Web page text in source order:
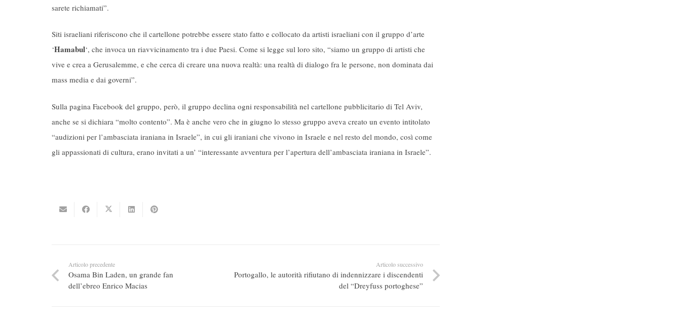
sarete richiamati”.
Siti israeliani riferiscono che il cartellone potrebbe essere stato fatto e collocato da artisti israeliani con il gruppo d’arte
‘Hamabul‘, che invoca un riavvicinamento tra i due Paesi. Come si legge sul loro sito, “siamo un gruppo di artisti che
vive e crea a Gerusalemme, e che cerca di creare una nuova realtà: una realtà di dialogo fra le persone, non dominata dai
mass media e dai governi”.
Sulla pagina Facebook del gruppo, però, il gruppo declina ogni responsabilità nel cartellone pubblicitario di Tel Aviv,
anche se si dichiara “molto contento”. Ma è anche vero che in giugno lo stesso gruppo aveva creato un evento intitolato
“audizioni per l’ambasciata iraniana in Israele”, in cui gli iraniani che vivono in Israele e nel resto del mondo, così come
gli appassionati di cultura, erano invitati a un’ “interessante avventura per l’apertura dell’ambasciata iraniana in Israele”.
Articolo precedente
Osama Bin Laden, un grande fan
dell’ebreo Enrico Macias
Articolo successivo
Portogallo, le autorità rifiutano di indennizzare i discendenti
del “Dreyfuss portoghese”